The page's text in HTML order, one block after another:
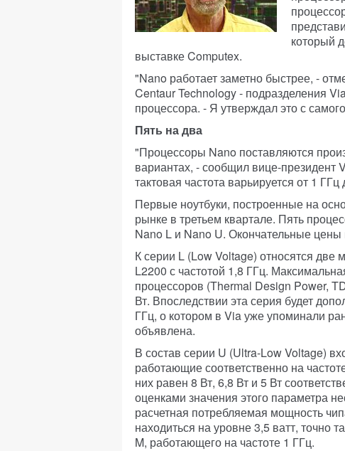
который
выставке Computex.
"Nano работает заметно быстрее, -
Centaur Technology - подразделения
процессора. - Я утверждал это с
Пять на два
"Процессоры Nano поставляются
вариантах, - сообщил вице-президент
тактовая частота варьируется от 1
Первые ноутбуки, построенные на
рынке в третьем квартале. Пять
Nano L и Nano U. Окончательные
К серии L (Low Voltage) относятся две
L2200 с частотой 1,8 ГГц.
процессоров (Thermal Design Power,
Вт. Впоследствии эта серия будет
ГГц, о котором в Via уже упоминали
объявлена.
В состав серии U (Ultra-Low Voltage)
работающие соответственно на
них равен 8 Вт, 6,8 Вт и 5 Вт
оценками значения этого параметра
расчетная потребляемая мощность
находиться на уровне 3,5 ватт, точно
M, работающего на частоте 1 ГГц.